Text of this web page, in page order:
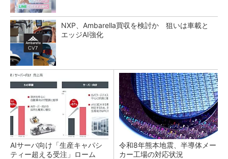
NXP、Ambarella買収を検討か 狙いは車載と
エッジAI強化
AIサーバ向け「生産キャパシ
ティー超える受注」ローム
令和8年熊本地震、半導体メー
カー工場の対応状況